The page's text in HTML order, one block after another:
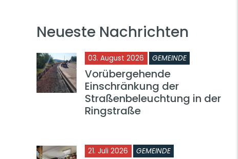
Neueste Nachrichten
03. August 2026 GEMEINDE
Vorübergehende
Einschränkung der
Straßenbeleuchtung in der
Ringstraße
21. Juli 2026 GEMEINDE